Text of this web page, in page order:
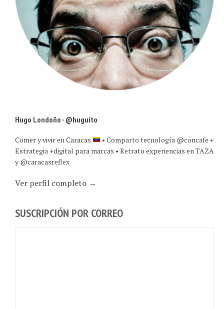
Estrategia +digital para marcas • Retrato experiencias en TAZA
y @caracasreflex